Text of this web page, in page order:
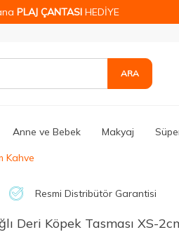
PLAJ ÇANTASI HEDİYE
ARA
Anne ve Bebek Makyaj
Kahve
Resmi Distribütör Garantisi
Deri Köpek Tasması XS-